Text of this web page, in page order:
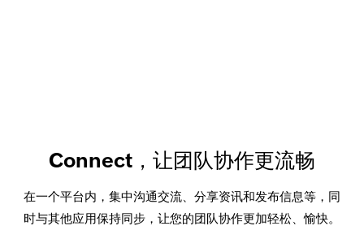
Connect，让团队协作更流畅
在一个平台内，集中沟通交流、分享资讯和发布信息等，同
时与其他应用保持同步，让您的团队协作更加轻松、愉快。